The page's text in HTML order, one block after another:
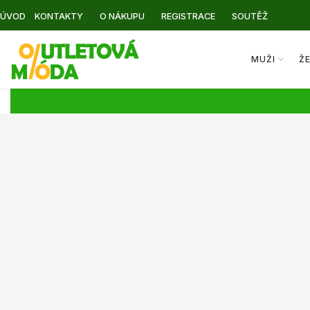
ÚVOD KONTAKTY O NÁKUPU REGISTRACE SOUTĚŽ
MUŽI